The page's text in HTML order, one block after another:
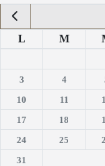
L M
3
4
10
11
17
18
24
25
31